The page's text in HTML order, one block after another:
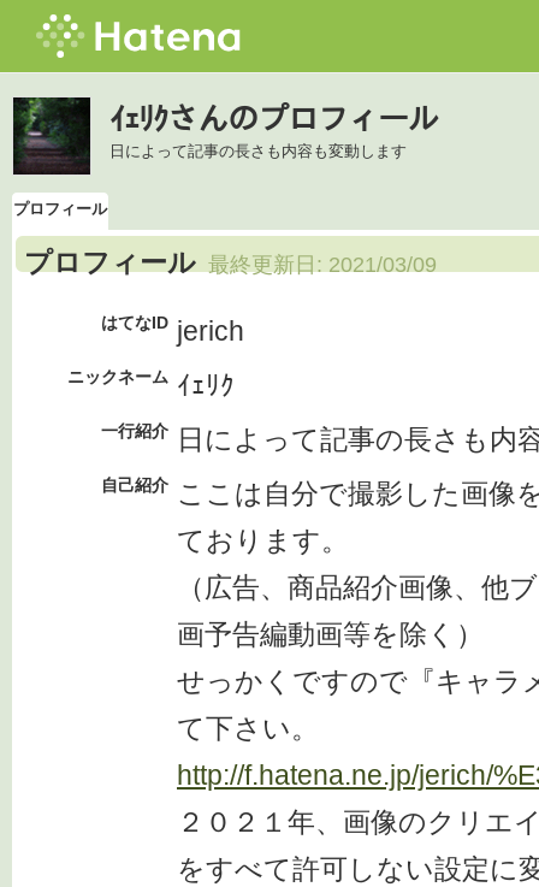
ｲｪﾘｸさんのプロフィール
日によって記事の長さも内容も変動します
プロフィール
プロフィール 最終更新日: 2021/03/09
はてなID jerich
ニックネーム ｲｪﾘｸ
一行紹介 日によって記事の長さも内
自己紹介 ここは自分で撮影した画像
ております。
（広告、商品紹介画像、他
画予告編動画等を除く）
せっかくですので『キャラ
て下さい。
http://f.hatena.ne.jp/jerich/
２０２１年、画像のクリエ
をすべて許可しない設定に